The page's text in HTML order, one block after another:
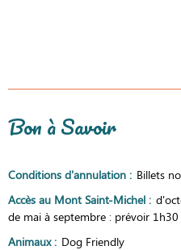
Bon à Savoir
Conditions d'annulation : Billets
Accès au Mont Saint-Michel :
de mai à septembre : prévoir
Animaux: Dog Friendly